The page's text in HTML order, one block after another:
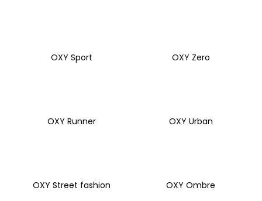
OXY Sport OXY Zero
OXY Runner OXY Urban
OXY Street fashion OXY Ombre